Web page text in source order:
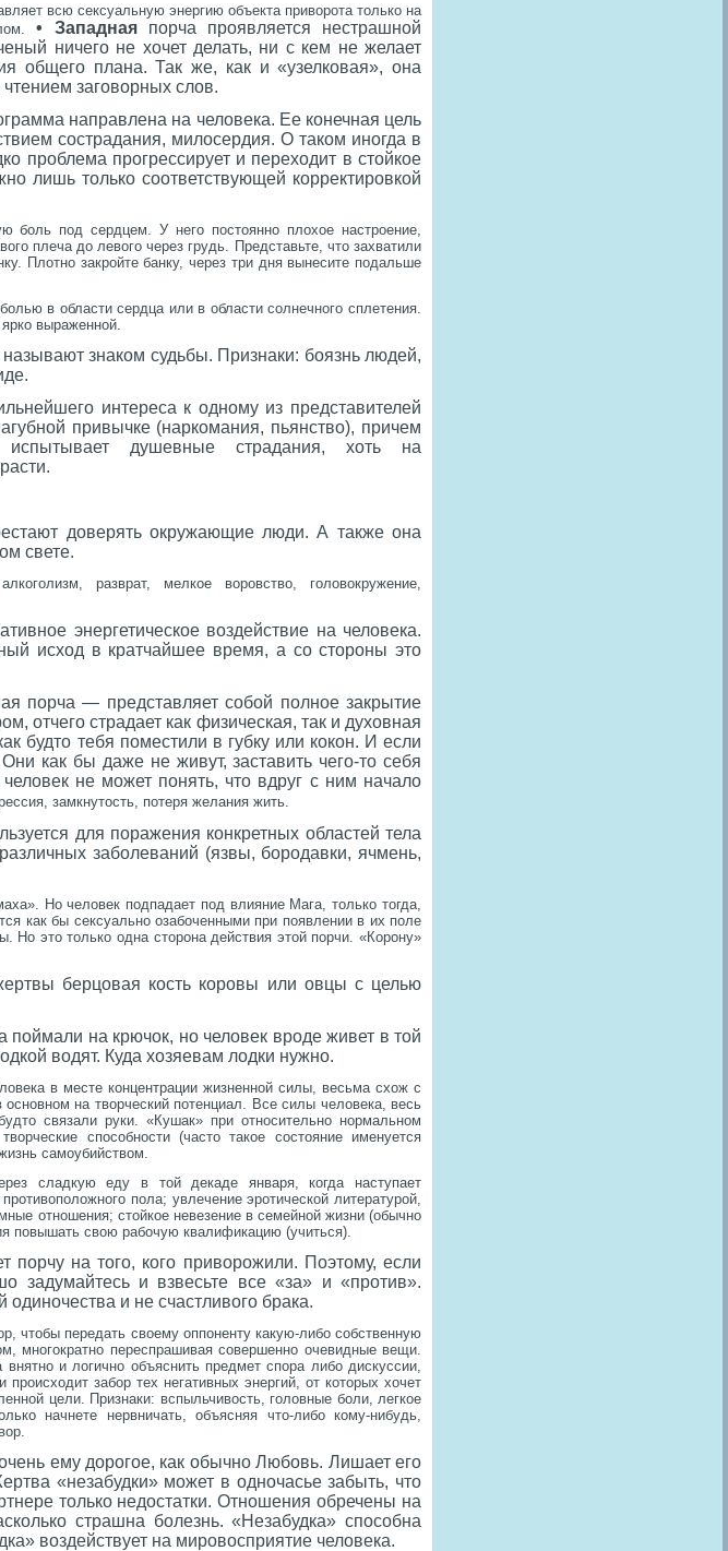
всю сексуальную энергию объекта приворота только на
• Западнаяпорча проявляется нестрашной
ничего не хочет делать, ни с кем не желает
общего плана. Так же, как и «узелковая», она
заговорных слов.
направлена на человека. Ее конечная цель
сострадания, милосердия. О таком иногда в
проблема прогрессирует и переходит в стойкое
лишь только соответствующей корректировкой
боль под сердцем. У него постоянно плохое настроение,
плеча до левого через грудь. Представьте, что захватили
Плотно закройте банку, через три дня вынесите подальше
в области сердца или в области солнечного сплетения.
выраженной.
знаком судьбы. Признаки: боязнь людей,
интереса к одному из представителей
привычке (наркомания, пьянство), причем
душевные страдания, хоть на
доверять окружающие люди. А также она
свете.
разврат, мелкое воровство, головокружение,
энергетическое воздействие на человека.
исход в кратчайшее время, а со стороны это
порча — представляет собой полное закрытие
отчего страдает как физическая, так и духовная
будто тебя поместили в губку или кокон. И если
как бы даже не живут, заставить чего-то себя
не может понять, что вдруг с ним начало
замкнутость, потеря желания жить.
для поражения конкретных областей тела
заболеваний (язвы, бородавки, ячмень,
Но человек подпадает под влияние Мага, только тогда,
как бы сексуально озабоченными при появлении в их поле
это только одна сторона действия этой порчи. «Корону»
берцовая кость коровы или овцы с целью
поймали на крючок, но человек вроде живет в той
водят. Куда хозяевам лодки нужно.
в месте концентрации жизненной силы, весьма схож с
на творческий потенциал. Все силы человека, весь
связали руки. «Кушак» при относительно нормальном
способности (часто такое состояние именуется
самоубийством.
сладкую еду в той декаде января, когда наступает
пола; увлечение эротической литературой,
отношения; стойкое невезение в семейной жизни (обычно
повышать свою рабочую квалификацию (учиться).
порчу на того, кого приворожили. Поэтому, если
задумайтесь и взвесьте все «за» и «против».
и не счастливого брака.
чтобы передать своему оппоненту какую-либо собственную
многократно переспрашивая совершенно очевидные вещи.
и логично объяснить предмет спора либо дискуссии,
забор тех негативных энергий, от которых хочет
цели. Признаки: вспыльчивость, головные боли, легкое
начнете нервничать, объясняя что-либо кому-нибудь,
ему дорогое, как обычно Любовь. Лишает его
«незабудки» может в одночасье забыть, что
только недостатки. Отношения обречены на
страшна болезнь. «Незабудка» способна
воздействует на мировосприятие человека.